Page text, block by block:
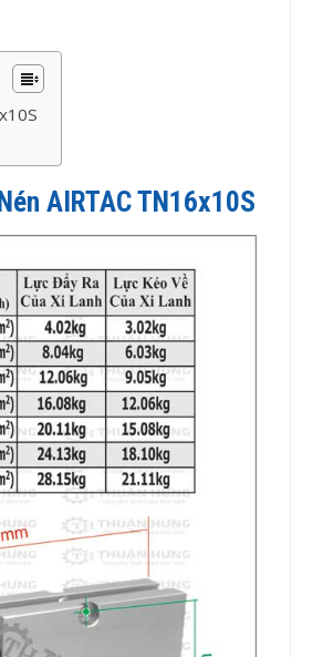
AIRTAC TN16x10S